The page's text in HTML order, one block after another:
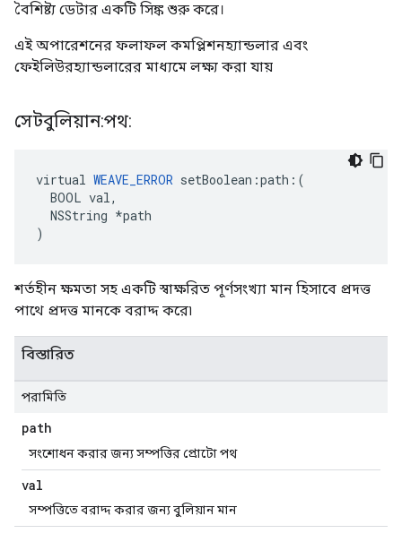
বৈশিষ্ট্য ডেটার একটি সিঙ্ক শুরু করে।
এই অপারেশনের ফলাফল কমপ্লিশনহ্যান্ডলার এবং
ফেইলিউরহ্যান্ডলারের মাধ্যমে লক্ষ্য করা যায়
সেটবুলিয়ান:পথ:
virtual WEAVE_ERROR setBoolean:path:(
  BOOL val,
  NSString *path
)
শর্তহীন ক্ষমতা সহ একটি স্বাক্ষরিত পূর্ণসংখ্যা মান হিসাবে প্রদত্ত
পাথে প্রদত্ত মানকে বরাদ্দ করে৷
বিস্তারিত
পরামিতি
path
সংশোধন করার জন্য সম্পত্তির প্রোটো পথ
val
সম্পত্তিতে বরাদ্দ করার জন্য বুলিয়ান মান